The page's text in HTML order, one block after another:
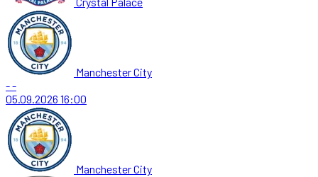
Manchester City
--
05.09.2026 16:00
Manchester City